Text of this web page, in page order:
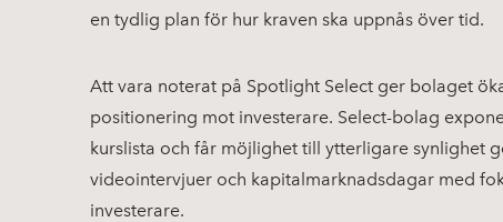
en tydlig plan för hur kraven ska uppnås över tid.
Att vara noterat på Spotlight Select ger bolaget
positionering mot investerare. Select-bolag
kurslista och får möjlighet till ytterligare synlighet
videointervjuer och kapitalmarknadsdagar med
investerare.